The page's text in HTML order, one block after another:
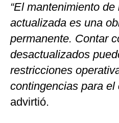
“El mantenimiento
actualizada es una
permanente. Contar
desactualizados
restricciones
contingencias para el
advirtió.